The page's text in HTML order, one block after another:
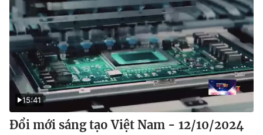
15:41
Đổi mới sáng tạo Việt Nam - 12/10/2024